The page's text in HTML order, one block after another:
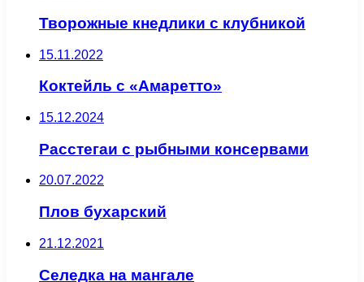
Творожные кнедлики с клубникой
15.11.2022
Коктейль с «Амаретто»
15.12.2024
Расстегаи с рыбными консервами
20.07.2022
Плов бухарский
21.12.2021
Селедка на мангале